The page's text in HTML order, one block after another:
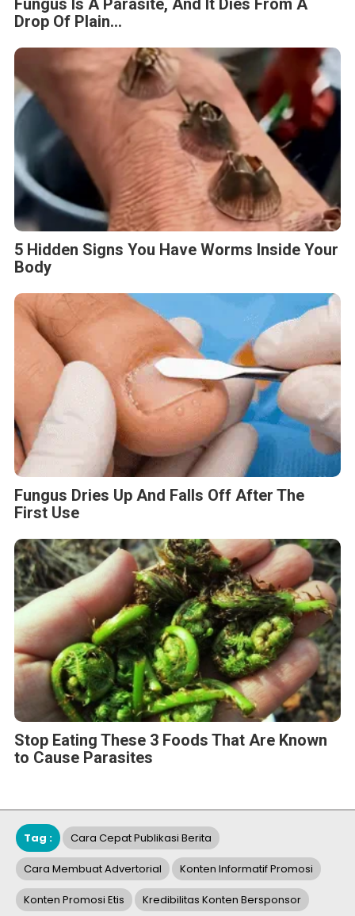
Fungus Is A Parasite, And It Dies From A
Drop Of Plain...
5 Hidden Signs You Have Worms Inside Your
Body
Fungus Dries Up And Falls Off After The
First Use
Stop Eating These 3 Foods That Are Known
to Cause Parasites
Tag : Cara Cepat Publikasi Berita
Cara Membuat Advertorial Konten Informatif Promosi
Konten Promosi Etis Kredibilitas Konten Bersponsor